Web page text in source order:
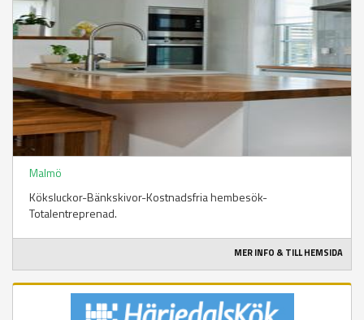
Malmö
Köksluckor-Bänkskivor-Kostnadsfria hembesök-
Totalentreprenad.
MER INFO & TILL HEMSIDA